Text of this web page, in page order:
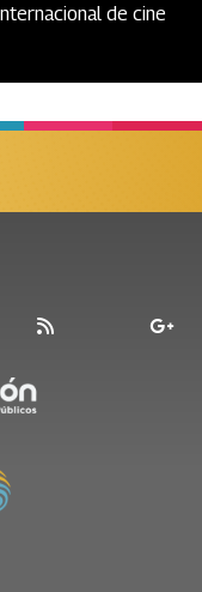
de cine